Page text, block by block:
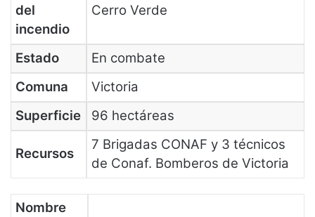
del
incendio
Cerro Verde
Estado
En combate
Comuna
Victoria
Superficie
96 hectáreas
Recursos
7 Brigadas CONAF y 3 técnicos
de Conaf. Bomberos de Victoria
Nombre